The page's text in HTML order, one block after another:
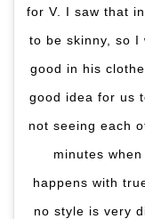
for V. I saw that
to be skinny, so
good in his
good idea for us
not seeing each
minutes
happens with
no style is very